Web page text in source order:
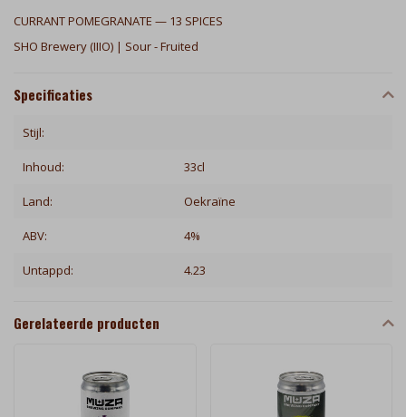
CURRANT POMEGRANATE — 13 SPICES
SHO Brewery (IIIO) | Sour - Fruited
Specificaties
Stijl:
Inhoud: 33cl
Land: Oekraïne
ABV: 4%
Untappd: 4.23
Gerelateerde producten